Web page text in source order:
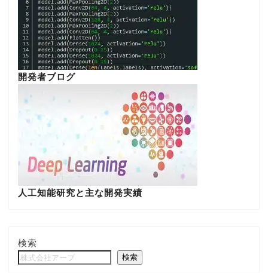
開発者ブログ
人工知能研究と主な開発実績
検索
検索